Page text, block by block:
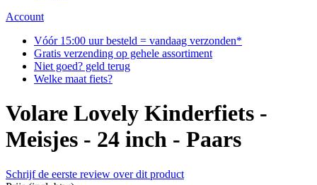
Account
Vóór 15:00 uur besteld = vandaag verzonden*
Gratis verzending op gehele assortiment
Niet goed? geld terug
Welke maat fiets?
Volare Lovely Kinderfiets -
Meisjes - 24 inch - Paars
Schrijf de eerste review over dit product